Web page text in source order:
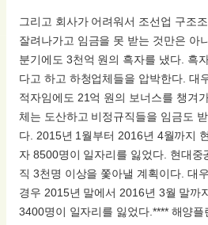
그리고 회사가 어려워서 조선업 구조
잘려나가고 임금을 못 받는 것만은 아
분기에도 3천억 원의 흑자를 냈다. 흑
다고 하고 하청업체들을 압박한다. 대
적자임에도 21억 원의 보너스를 챙겨
체는 도산하고 비정규직들을 임금도
다. 2015년 1월부터 2016년 4월까지
자 8500명이 일자리를 잃었다. 현대중
직 3천명 이상을 쫓아낼 계획이다. 대
경우 2015년 말에서 2016년 3월 말까
3400명이 일자리를 잃었다.**** 해양